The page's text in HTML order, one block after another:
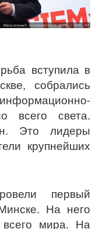
вступила в
собрались
всего света.
Это лидеры
крупнейших
первый
На него
мира. На